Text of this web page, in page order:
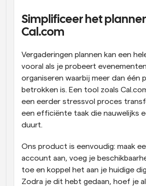
Supercharged planning met AI-
oproepen
Workflow
Automatiseer planning en
Blog
Blijf op de hoogte van het laatste
Instant Vergaderingen
Dynamische Groep Links
Webhooks
Ontvang een melding wanneer er
Simplificeer het
Cal.com
Vergaderingen plannen kan een
vooral als je probeert
organiseren waarbij meer dan één
betrokken is. Een tool zoals
een eerder stressvol proces
een efficiënte taak die nauwelijks
duurt.
Ons product is eenvoudig: maak
account aan, voeg je
toe en koppel het aan je huidige
Zodra je dit hebt gedaan, hoef je